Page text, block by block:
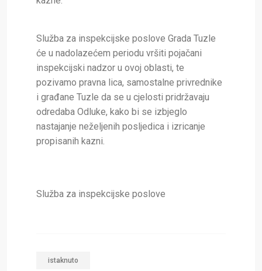
Služba za inspekcijske poslove Grada Tuzle
će u nadolazećem periodu vršiti pojačani
inspekcijski nadzor u ovoj oblasti, te
pozivamo pravna lica, samostalne privrednike
i građane Tuzle da se u cjelosti pridržavaju
odredaba Odluke, kako bi se izbjeglo
nastajanje neželjenih posljedica i izricanje
propisanih kazni.
Služba za inspekcijske poslove
istaknuto